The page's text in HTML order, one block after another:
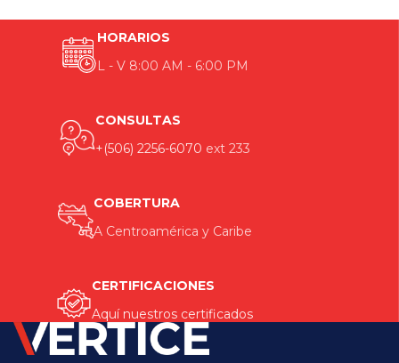
HORARIOS
L - V 8:00 AM - 6:00 PM
CONSULTAS
+(506) 2256-6070 ext 233
COBERTURA
A Centroamérica y Caribe
CERTIFICACIONES
Aquí nuestros certificados